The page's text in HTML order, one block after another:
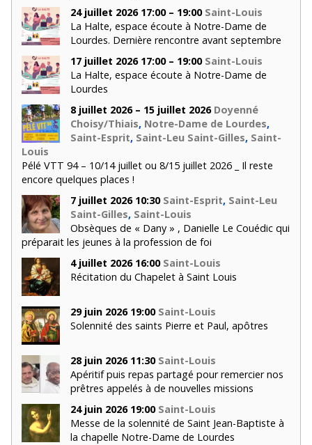
24 juillet 2026 17:00 – 19:00 Saint-Louis
La Halte, espace écoute à Notre-Dame de
Lourdes. Dernière rencontre avant septembre
17 juillet 2026 17:00 – 19:00 Saint-Louis
La Halte, espace écoute à Notre-Dame de
Lourdes
8 juillet 2026 – 15 juillet 2026 Doyenné
Choisy/Thiais, Notre-Dame de Lourdes,
Saint-Esprit, Saint-Leu Saint-Gilles, Saint-
Louis
Pélé VTT 94 – 10/14 juillet ou 8/15 juillet 2026 _ Il reste
encore quelques places !
7 juillet 2026 10:30 Saint-Esprit, Saint-Leu
Saint-Gilles, Saint-Louis
Obsèques de « Dany » , Danielle Le Couédic qui
préparait les jeunes à la profession de foi
4 juillet 2026 16:00 Saint-Louis
Récitation du Chapelet à Saint Louis
29 juin 2026 19:00 Saint-Louis
Solennité des saints Pierre et Paul, apôtres
28 juin 2026 11:30 Saint-Louis
Apéritif puis repas partagé pour remercier nos
prêtres appelés à de nouvelles missions
24 juin 2026 19:00 Saint-Louis
Messe de la solennité de Saint Jean-Baptiste à
la chapelle Notre-Dame de Lourdes